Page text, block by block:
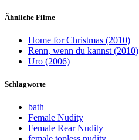
Ähnliche Filme
Home for Christmas (2010)
Renn, wenn du kannst (2010)
Uro (2006)
Schlagworte
bath
Female Nudity
Female Rear Nudity